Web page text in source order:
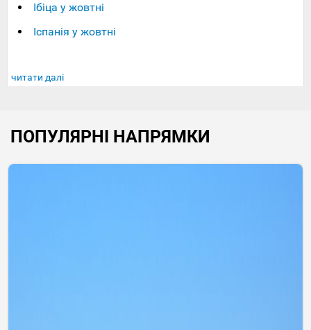
Ібіца у жовтні
Іспанія у жовтні
читати далі
ПОПУЛЯРНІ НАПРЯМКИ